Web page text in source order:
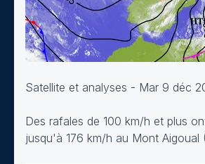
Satellite et analyses - Mar 9 déc
Des rafales de 100 km/h et plus
jusqu'à 176 km/h au Mont Aigoual